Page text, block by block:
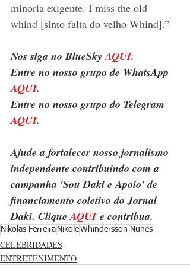
minoria exigente. I miss the old
whind [sinto falta do velho Whind].”
Nos siga no BlueSky AQUI.
Entre no nosso grupo de WhatsApp
AQUI.
Entre no nosso grupo do Telegram
AQUI.
Ajude a fortalecer nosso jornalismo
independente contribuindo com a
campanha 'Sou Daki e Apoio' de
financiamento coletivo do Jornal
Daki. Clique AQUI e contribua.
Nikolas Ferreira NikoleWhindersson Nunes
CELEBRIDADES
ENTRETENIMENTO